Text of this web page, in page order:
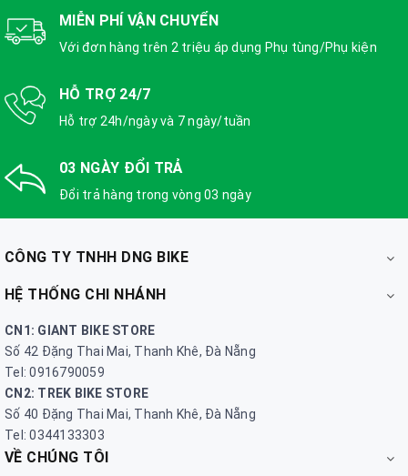
MIỄN PHÍ VẬN CHUYỂN
Với đơn hàng trên 2 triệu áp dụng Phụ tùng/Phụ kiện
HỖ TRỢ 24/7
Hỗ trợ 24h/ngày và 7 ngày/tuần
03 NGÀY ĐỔI TRẢ
Đổi trả hàng trong vòng 03 ngày
CÔNG TY TNHH DNG BIKE
HỆ THỐNG CHI NHÁNH
CN1: GIANT BIKE STORE
Số 42 Đặng Thai Mai, Thanh Khê, Đà Nẵng
Tel: 0916790059
CN2: TREK BIKE STORE
Số 40 Đặng Thai Mai, Thanh Khê, Đà Nẵng
Tel: 0344133303
VỀ CHÚNG TÔI